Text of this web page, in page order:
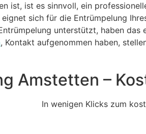
ist, ist es sinnvoll, ein
sich für die Entrümpelung
unterstützt, haben
, Kontakt aufgenommen haben,
Amstetten –
In wenigen Klicks zum